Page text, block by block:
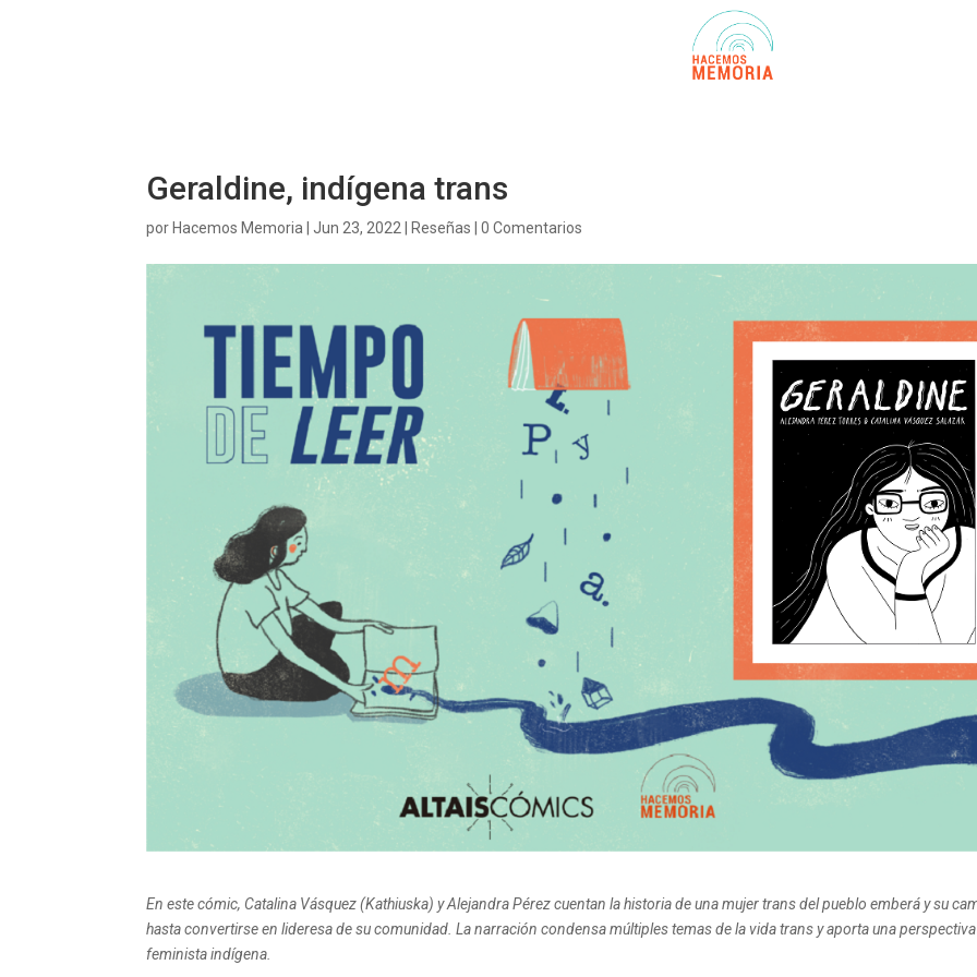
Geraldine, indígena trans
por Hacemos Memoria |Jun 23, 2022 Reseñas |0 Comentarios
En este cómic, Catalina Vásquez (Kathiuska) y Alejandra Pérez cuentan la historia de una mujer trans del pueblo emberá y su
hasta convertirse en lideresa de su comunidad. La narración condensa múltiples temas de la vida trans y aporta una perspectiva
feminista indígena.